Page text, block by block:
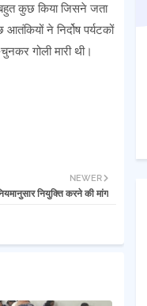
कुछ किया जिसने जता
ने निर्दोष पर्यटकों
गोली मारी थी।
NEWER
नियुक्ति करने की मांग